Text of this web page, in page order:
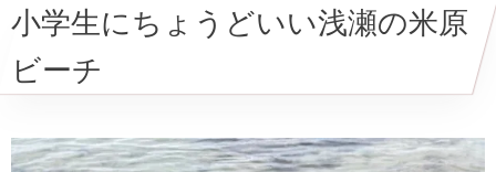
小学生にちょうどいい浅瀬の米原
ビーチ